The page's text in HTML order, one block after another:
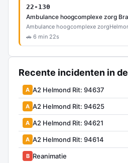
22-130
Ambulance hoogcomplexe zorg
Ambulance hoogcomplexe zorg
🚗 6 min 22s
Recente incidenten in
A A2 Helmond Rit: 94637
A A2 Helmond Rit: 94625
A A2 Helmond Rit: 94621
A A2 Helmond Rit: 94614
B Reanimatie